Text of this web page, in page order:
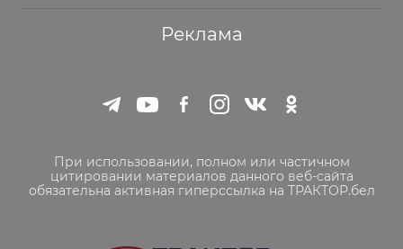
Реклама
При использовании, полном или частичном
цитировании материалов данного веб-сайта
обязательна активная гиперссылка на ТРАКТОР.бел